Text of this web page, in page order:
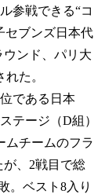
参戦できる“コ
セブンズ日本代
ウンド、パリ大
た。
である日本
テージ（D組）
ムチームのフラ
が、2戦目で総
。ベスト8入り